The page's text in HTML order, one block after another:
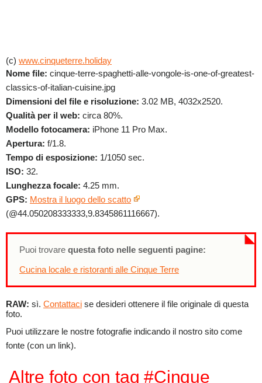
(c) www.cinqueterre.holiday
Nome file: cinque-terre-spaghetti-alle-vongole-is-one-of-greatest-
classics-of-italian-cuisine.jpg
Dimensioni del file e risoluzione: 3.02 MB, 4032x2520.
Qualità per il web: circa 80%.
Modello fotocamera: iPhone 11 Pro Max.
Apertura: f/1.8.
Tempo di esposizione: 1/1050 sec.
ISO: 32.
Lunghezza focale: 4.25 mm.
GPS: Mostra il luogo dello scatto
(@44.050208333333,9.8345861116667).
Puoi trovare questa foto nelle seguenti pagine:
Cucina locale e ristoranti alle Cinque Terre
RAW: sì. Contattaci se desideri ottenere il file originale di questa
foto.
Puoi utilizzare le nostre fotografie indicando il nostro sito come
fonte (con un link).
Altre foto con tag #Cinque